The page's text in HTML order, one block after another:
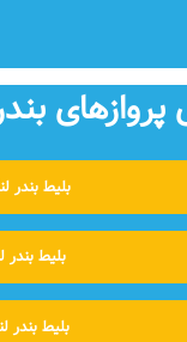
بلیط بندر لنگه به کیش یک‌شنبه ۱۸ مرداد
بلیط بندر لنگه به کیش دوشنبه ۱۹ مرداد
بلیط بندر لنگه به کیش سه‌شنبه ۲۰ مرداد